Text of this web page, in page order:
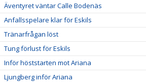
Äventyret väntar Calle Bodenäs
Anfallsspelare klar för Eskils
Tränarfrågan löst
Tung förlust för Eskils
Inför höststarten mot Ariana
Ljungberg inför Ariana